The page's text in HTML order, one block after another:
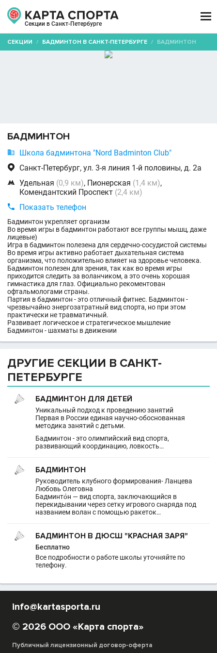
Секции в Санкт-Петербурге

СЕКЦИИ / БАДМИНТОН В САНКТ-ПЕТЕРБУРГЕ / БАДМИНТОН
БАДМИНТОН
 Школа бадминтона "Nord Badminton Club"
 Санкт-Петербург, ул. 3-я линия 1-й половины, д. 2а
 Удельная (0,9 км), Пионерская (1,4 км),
Комендантский Проспект (2,4 км)
 Показать телефон
Бадминтон укрепляет организм
Во время игры в бадминтон работают все группы мышц, даже
лицевые)
Игра в бадминтон полезена для сердечно-сосудистой системы
Во время игры активно работает дыхательная система
организма, что положительно влияет на здоровье человека.
Бадминтон полезен для зрения, так как во время игры
приходится следить за воланчиком, а это очень хорошая
гимнастика для глаз. Официально рекоментован
офтальмологами страны.
Партия в бадминтон - это отличный фитнес. Бадминтон -
чрезвычайно энергозатратный вид спорта, но при этом
практически не травматичный.
Развивает логическое и стратегическое мышление
Бадминтон - шахматы в движении
ДРУГИЕ СЕКЦИИ В САНКТ-
ПЕТЕРБУРГЕ
БАДМИНТОН ДЛЯ ДЕТЕЙ
Уникальный подход к проведению занятий
Первая в России единая научно-обоснованная
методика занятий с детьми.
Бадминтон - это олимпийский вид спорта,
развивающий координацию, ловкость…
БАДМИНТОН
Руководитель клубного формирования- Ланцева
Любовь Олеговна
Бадминто́н — вид спорта, заключающийся в
перекидывании через сетку игрового снаряда под
названием волан с помощью ракеток…
БАДМИНТОН В ДЮСШ "КРАСНАЯ ЗАРЯ"
Бесплатно
Все подробности о работе школы уточняйте по
телефону.
info@kartasporta.ru
© 2026 ООО «Карта спорта»
Публичный лицензионный договор-оферта